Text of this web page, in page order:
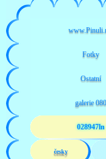
028947ln
česky